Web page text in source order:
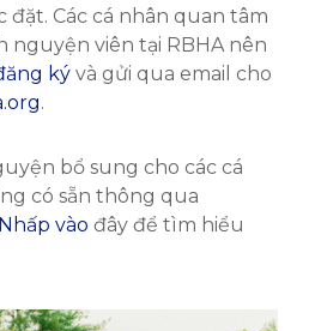
đặt. Các cá nhân quan tâm
viên tại RBHA nên
ký và gửi qua email cho
.
bổ sung cho các cá
có sẵn thông qua
Nhấp vào đây để tìm hiểu